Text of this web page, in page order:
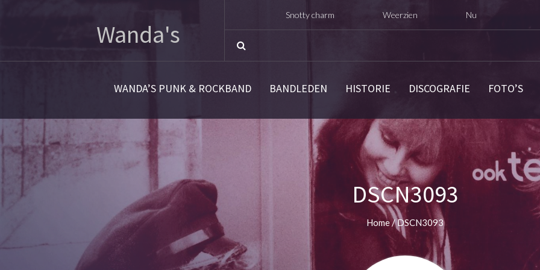
Wanda's
Snotty charm Nu opnieuw digitaal uitgebracht
WANDA’S PUNK & ROCKBAND BANDLEDEN HISTORIE DISCOGRAFIE FOTO’S
DSCN3093
Home/DSCN3093